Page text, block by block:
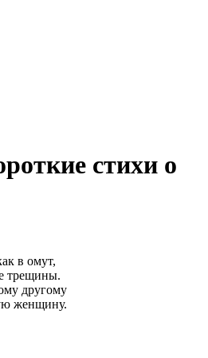
стихи о
в омут,
трещины.
другому
женщину.